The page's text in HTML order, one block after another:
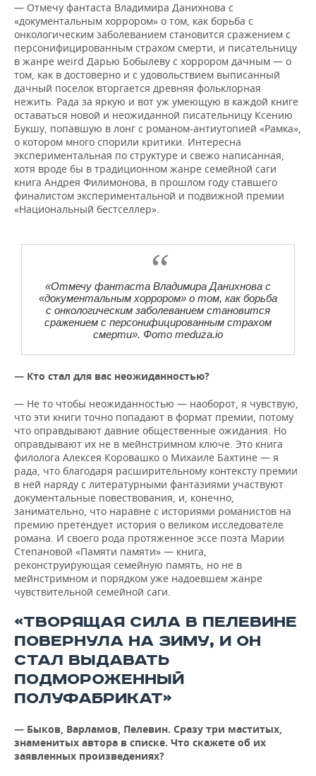
— Отмечу фантаста Владимира Данихнова с
«документальным хоррором» о том, как борьба с
онкологическим заболеванием становится сражением с
персонифицированным страхом смерти, и писательницу
в жанре weird Дарью Бобылеву с хоррором дачным — о
том, как в достоверно и с удовольствием выписанный
дачный поселок вторгается древняя фольклорная
нежить. Рада за яркую и вот уж умеющую в каждой книге
оставаться новой и неожиданной писательницу Ксению
Букшу, попавшую в лонг с романом-антиутопией «Рамка»,
о котором много спорили критики. Интересна
экспериментальная по структуре и свежо написанная,
хотя вроде бы в традиционном жанре семейной саги
книга Андрея Филимонова, в прошлом году ставшего
финалистом экспериментальной и подвижной премии
«Национальный бестселлер».
«Отмечу фантаста Владимира Данихнова с
«документальным хоррором» о том, как борьба
с онкологическим заболеванием становится
сражением с персонифицированным страхом
смерти». Фото meduza.io
— Кто стал для вас неожиданностью?
— Не то чтобы неожиданностью — наоборот, я чувствую,
что эти книги точно попадают в формат премии, потому
что оправдывают давние общественные ожидания. Но
оправдывают их не в мейнстримном ключе. Это книга
филолога Алексея Коровашко о Михаиле Бахтине — я
рада, что благодаря расширительному контексту премии
в ней наряду с литературными фантазиями участвуют
документальные повествования, и, конечно,
занимательно, что наравне с историями романистов на
премию претендует история о великом исследователе
романа. И своего рода протяженное эссе поэта Марии
Степановой «Памяти памяти» — книга,
реконструирующая семейную память, но не в
мейнстримном и порядком уже надоевшем жанре
чувствительной семейной саги.
«ТВОРЯЩАЯ СИЛА В ПЕЛЕВИНЕ
ПОВЕРНУЛА НА ЗИМУ, И ОН
СТАЛ ВЫДАВАТЬ
ПОДМОРОЖЕННЫЙ
ПОЛУФАБРИКАТ»
— Быков, Варламов, Пелевин. Сразу три маститых,
знаменитых автора в списке. Что скажете об их
заявленных произведениях?